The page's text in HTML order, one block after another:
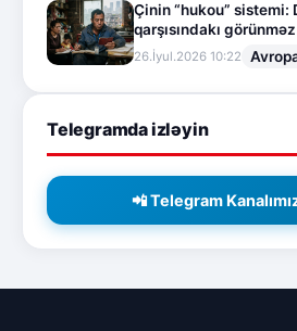
Çinin “hukou” sistemi:
qarşısındakı
26.İyul.2026 10:22
Telegramda izləyin
📲 Telegram